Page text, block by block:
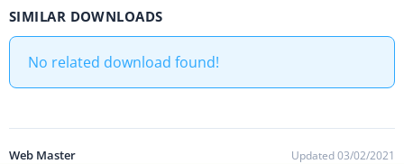
SIMILAR DOWNLOADS
No related download found!
Web Master Updated 03/02/2021